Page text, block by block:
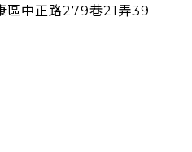
區中正路279巷21弄39